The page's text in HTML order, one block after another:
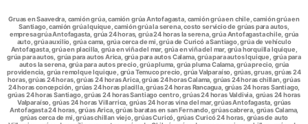
Gruas en Saavedra, camión grúa, camión grúa Antofagasta, camión grúa en chile, camión grúa en
Santiago, camión grúa Iquique, camión grúa la serena, costo servicio de grúas para autos,
empresa grúa Antofagasta, grúa 24 horas, grúa 24 horas la serena, grúa Antofagasta chile, grúa
auto, grúa auxilio, grúa cama, grúa cerca de mi, grúa de Curicó a Santiago, grúa de vehículo
Antofagasta, grúa en placilla, grúa en viña del mar, grúa en viña del mar, grúa horquilla Iquique,
grúa para autos, grúa para autos Arica, grúa para autos Calama, grúa para autos Iquique, grúa para
autos la serena, grúa para autos precio, grúa pluma, grúa pluma Calama, grúa precio, grúa
providencia, grúa remolque Iquique, grúa Temuco precio, grúa Valparaíso, grúas, gruas, grúas 24
horas, grúas 24 horas, grúas 24 horas Arica, grúas 24 horas Calama, grúas 24 horas chillan, grúas
24 horas concepción, grúas 24 horas placilla, grúas 24 horas Rancagua, grúas 24 horas Santiago,
grúas 24 horas Santiago, grúas 24 horas Santiago centro, grúas 24 horas Valdivia, grúas 24 horas
Valparaíso, grúas 24 horas Villarrica, grúas 24 horas vina del mar, grúas Antofagasta, grúas
Antofagasta 24 horas, grúas Arica, grúas baratas en san Fernando, grúas cabrera, grúas Calama,
grúas cerca de mi, grúas chillan viejo, grúas Curicó, grúas Curicó 24 horas, grúas de auto